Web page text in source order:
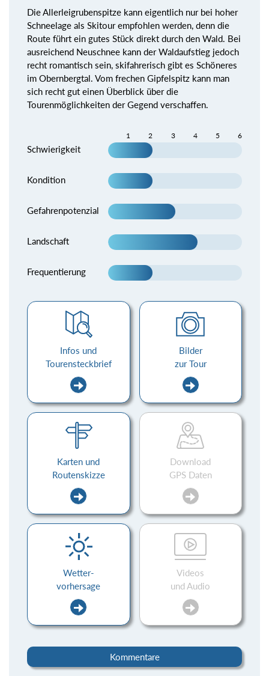
Die Allerleigrubenspitze kann eigentlich nur bei hoher
Schneelage als Skitour empfohlen werden, denn die
Route führt ein gutes Stück direkt durch den Wald. Bei
ausreichend Neuschnee kann der Waldaufstieg jedoch
recht romantisch sein, skifahrerisch gibt es Schöneres
im Obernbergtal. Vom frechen Gipfelspitz kann man
sich recht gut einen Überblick über die
Tourenmöglichkeiten der Gegend verschaffen.
1 2 3 4 5 6
Schwierigkeit
Kondition
Gefahrenpotenzial
Landschaft
Frequentierung
Infos und
Tourensteckbrief
Bilder
zur Tour
Karten und
Routenskizze
Download
GPS Daten
Wetter-
vorhersage
Videos
und Audio
Kommentare